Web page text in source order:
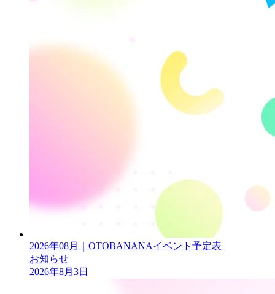
2026年08月｜OTOBANANAイベント予定表
お知らせ
2026年8月3日